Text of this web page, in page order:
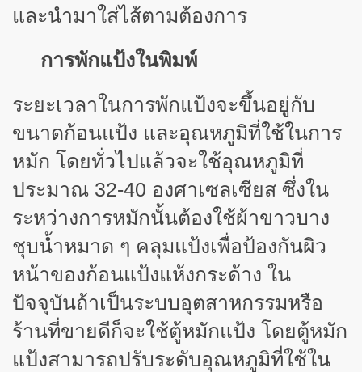
และนำมาใส่ไส้ตามต้องการ
การพักแป้งในพิมพ์
ระยะเวลาในการพักแป้งจะขึ้นอยู่กับ
ขนาดก้อนแป้ง และอุณหภูมิที่ใช้ในการ
หมัก โดยทั่วไปแล้วจะใช้อุณหภูมิที่
ประมาณ 32-40 องศาเซลเซียส ซึ่งใน
ระหว่างการหมักนั้นต้องใช้ผ้าขาวบาง
ชุบน้ำหมาด ๆ คลุมแป้งเพื่อป้องกันผิว
หน้าของก้อนแป้งแห้งกระด้าง ใน
ปัจจุบันถ้าเป็นระบบอุตสาหกรรมหรือ
ร้านที่ขายดีก็จะใช้ตู้หมักแป้ง โดยตู้หมัก
แป้งสามารถปรับระดับอุณหภูมิที่ใช้ใน